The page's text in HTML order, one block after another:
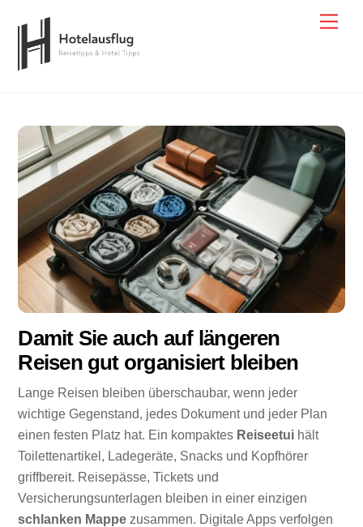
content
Damit Sie auch auf längeren
Reisen gut organisiert bleiben
Lange Reisen bleiben überschaubar, wenn jeder
wichtige Gegenstand, jedes Dokument und jeder Plan
einen festen Platz hat. Ein kompaktes Reiseetui hält
Toilettenartikel, Ladegeräte, Snacks und Kopfhörer
griffbereit. Reisepässe, Tickets und
Versicherungsunterlagen bleiben in einer einzigen
schlanken Mappe zusammen. Digitale Apps verfolgen